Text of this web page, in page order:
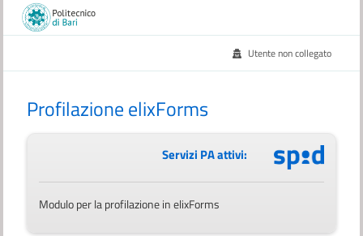
Utente non collegato
Profilazione elixForms
Servizi PA attivi:
Modulo per la profilazione in elixForms